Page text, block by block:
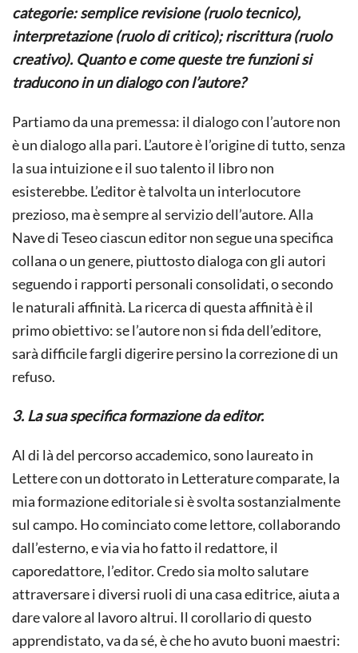
categorie: semplice revisione (ruolo tecnico),
interpretazione (ruolo di critico); riscrittura (ruolo
creativo). Quanto e come queste tre funzioni si
traducono in un dialogo con l’autore?
Partiamo da una premessa: il dialogo con l’autore non
è un dialogo alla pari. L’autore è l’origine di tutto, senza
la sua intuizione e il suo talento il libro non
esisterebbe. L’editor è talvolta un interlocutore
prezioso, ma è sempre al servizio dell’autore. Alla
Nave di Teseo ciascun editor non segue una specifica
collana o un genere, piuttosto dialoga con gli autori
seguendo i rapporti personali consolidati, o secondo
le naturali affinità. La ricerca di questa affinità è il
primo obiettivo: se l’autore non si fida dell’editore,
sarà difficile fargli digerire persino la correzione di un
refuso.
3. La sua specifica formazione da editor.
Al di là del percorso accademico, sono laureato in
Lettere con un dottorato in Letterature comparate, la
mia formazione editoriale si è svolta sostanzialmente
sul campo. Ho cominciato come lettore, collaborando
dall’esterno, e via via ho fatto il redattore, il
caporedattore, l’editor. Credo sia molto salutare
attraversare i diversi ruoli di una casa editrice, aiuta a
dare valore al lavoro altrui. Il corollario di questo
apprendistato, va da sé, è che ho avuto buoni maestri: